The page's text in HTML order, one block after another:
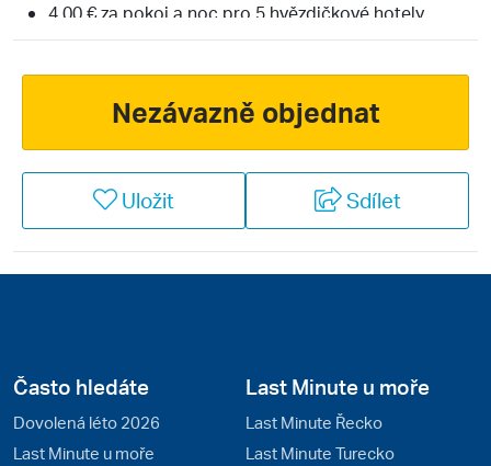
4,00 € za pokoj a noc pro 5 hvězdičkové hotely
0,50 € za noc ve studiích a apartmánech všech
Nezávazně objednat
Uložit Sdílet
Často hledáte
Dovolená léto 2026
Last Minute u moře
Last Minute u moře
Last Minute Řecko
Last Minute Turecko